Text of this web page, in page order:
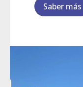
Saber más